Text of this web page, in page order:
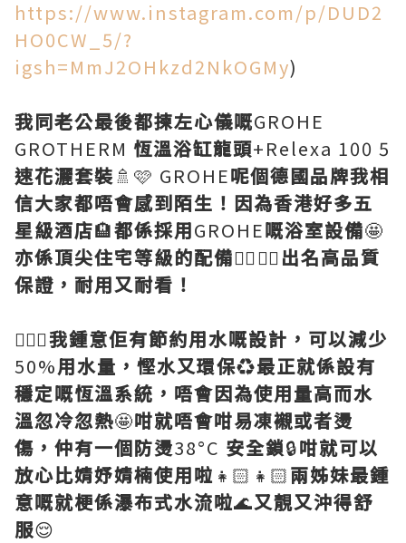
https://www.instagram.com/p/DUD2
HO0CW_5/?
igsh=MmJ2OHkzd2NkOGMy)
我同老公最後都揀左心儀嘅GROHE
GROTHERM 恆溫浴缸龍頭+Relexa 100 5
速花灑套裝🚿🩷 GROHE呢個德國品牌我相
信大家都唔會感到陌生！因為香港好多五
星級酒店🏨都係採用GROHE嘅浴室設備🤩
亦係頂尖住宅等級的配備👍🏻👍🏻 出名高品質
保證，耐用又耐看！
💁🏻‍♀️我鍾意佢有節約用水嘅設計，可以減少
50%用水量，慳水又環保♻️最正就係設有
穩定嘅恆溫系統，唔會因為使用量高而水
溫忽冷忽熱🤩咁就唔會咁易凍襯或者燙
傷，仲有一個防燙38°C 安全鎖🔒咁就可以
放心比婧妤婧楠使用啦 👧🏻👧🏻兩姊妹最鍾
意嘅就梗係瀑布式水流啦🌊又靚又沖得舒
服😌